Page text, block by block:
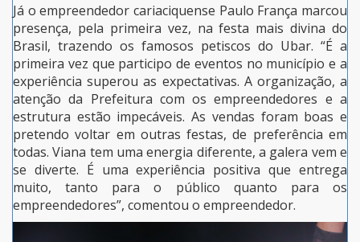
Já o empreendedor cariaciquense Paulo França marcou
presença, pela primeira vez, na festa mais divina do
Brasil, trazendo os famosos petiscos do Ubar. “É a
primeira vez que participo de eventos no município e a
experiência superou as expectativas. A organização, a
atenção da Prefeitura com os empreendedores e a
estrutura estão impecáveis. As vendas foram boas e
pretendo voltar em outras festas, de preferência em
todas. Viana tem uma energia diferente, a galera vem e
se diverte. É uma experiência positiva que entrega
muito, tanto para o público quanto para os
empreendedores”, comentou o empreendedor.